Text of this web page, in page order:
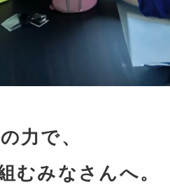
力で、
むみなさんへ。